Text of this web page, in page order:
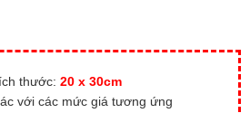
thước: 20 x 30cm
với các mức giá tương ứng